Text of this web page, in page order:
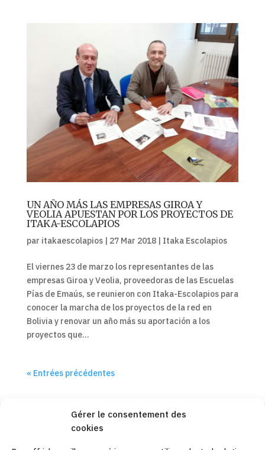
Gérer le consentement des
cookies
UN AÑO MÁS LAS EMPRESAS GIROA Y
VEOLIA APUESTAN POR LOS PROYECTOS DE
ITAKA-ESCOLAPIOS
par itakaescolapios| 27 Mar 2018| Itaka Escolapios
El viernes 23 de marzo los representantes de las
empresas Giroa y Veolia, proveedoras de las Escuelas
Pías de Emaús, se reunieron con Itaka-Escolapios para
conocer la marcha de los proyectos de la red en
Bolivia y renovar un año más su aportación a los
proyectos que...
« Entrées précédentes
Copyleft 2025